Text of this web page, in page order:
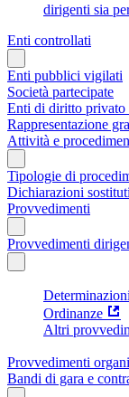
dirigenti sia
Enti controllati
Enti pubblici vigilati
Società partecipate
Enti di diritto privato
Rappresentazione
Attività e
Tipologie di
Dichiarazioni
Provvedimenti
Provvedimenti
Determinazioni
Ordinanze
Altri
Provvedimenti
Bandi di gara e